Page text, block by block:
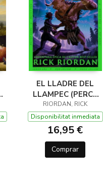
EL LLADRE DEL
LLAMPEC (PERCY
JACKSON I ELS
DÉUS DE L'OLIMP 1)
RIORDAN, RICK
Disponibilitat inmediata
16,95 €
Comprar